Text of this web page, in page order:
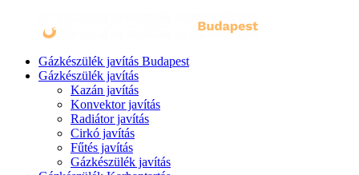
Gázkészülék javítás Budapest
Gázkészülék javítás
Kazán javítás
Konvektor javítás
Radiátor javítás
Cirkó javítás
Fűtés javítás
Gázkészülék javítás